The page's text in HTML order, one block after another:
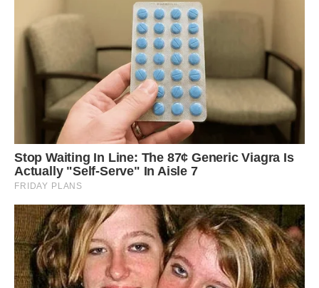
тижня тут починається ребрендинг.
Я думала, що це якась помилка, що вони просто
переплутали поворот на серпантині. Яка передача? Який
новий власник? Я кинулася до хати, серце калатало так,
ніби хотіло вистрибнути. Руки трусилися, я ледь змогла
набрати номер мами, промахуючись повз кнопки.
— Мамо, тут якісь люди приїхали, несуть нісенітниці!
Кажуть, що вони власники! Скажіть їм, щоб забиралися,
бо Степан зараз вийде, то буде біда!
На тому кінці була тиша. Така довга й тягуча, що мені
стало важко дихати. А потім почувся голос мами — але не
той рідний, а якийсь чужий, металевий: «Оксано, я
вирішила все продати. Мені вже не ті роки, щоб готелями
займатися. Мені потрібен спокій у місті, я вже квартиру
купила у Львові, в новобудові. А ви… ви ж молоді, ви